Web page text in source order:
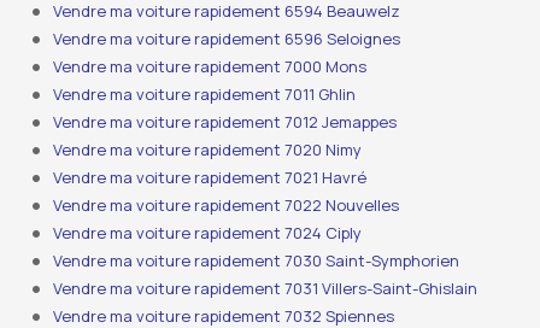
Vendre ma voiture rapidement 6594 Beauwelz
Vendre ma voiture rapidement 6596 Seloignes
Vendre ma voiture rapidement 7000 Mons
Vendre ma voiture rapidement 7011 Ghlin
Vendre ma voiture rapidement 7012 Jemappes
Vendre ma voiture rapidement 7020 Nimy
Vendre ma voiture rapidement 7021 Havré
Vendre ma voiture rapidement 7022 Nouvelles
Vendre ma voiture rapidement 7024 Ciply
Vendre ma voiture rapidement 7030 Saint-Symphorien
Vendre ma voiture rapidement 7031 Villers-Saint-Ghislain
Vendre ma voiture rapidement 7032 Spiennes